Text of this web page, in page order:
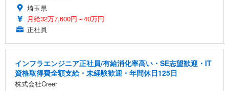
埼玉県
月給32万7,600円～40万円
正社員
インフラエンジニア正社員/有給消化率高い・SE志望歓迎・IT
資格取得費全額支給・未経験歓迎・年間休日125日
株式会社Creer